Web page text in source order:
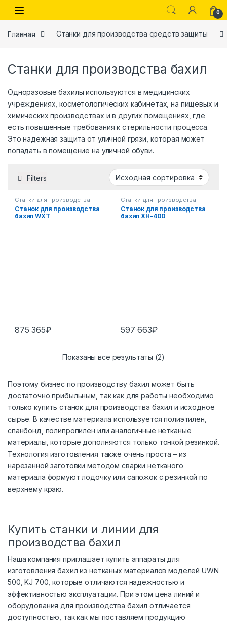
Skip to navigation
Skip to content
0
Главная Станки для производства средств защиты
Станки для производства бахил
Одноразовые бахилы используются в медицинских
учреждениях, косметологических кабинетах, на пищевых и
химических производствах и в других помещениях, где
есть повышенные требования к стерильности процесса.
Это надежная защита от уличной грязи, которая может
попадать в помещение на уличной обуви.
Filters
Станки для производства
бахил
Станок для производства
бахил WXT
875 365₽
Станки для производства
бахил
Станок для производства
бахил XH-400
597 663₽
Показаны все результаты (2)
Поэтому бизнес по производству бахил может быть
достаточно прибыльным, так как для работы необходимо
только купить станок для производства бахил и исходное
сырье. В качестве материала используется полиэтилен,
спанбонд, полипропилен или аналогичные нетканые
материалы, которые дополняются только тонкой резинкой.
Технология изготовления также очень проста – из
нарезанной заготовки методом сварки нетканого
материала формуют лодочку или сапожок с резинкой по
верхнему краю.
Купить станки и линии для
производства бахил
Наша компания приглашает купить аппараты для
изготовления бахил из нетканых материалов моделей UWN
500, KJ 700, которые отличаются надежностью и
эффективностью эксплуатации. При этом цена линий и
оборудования для производства бахил отличается
доступностью, так как мы поставляем продукцию